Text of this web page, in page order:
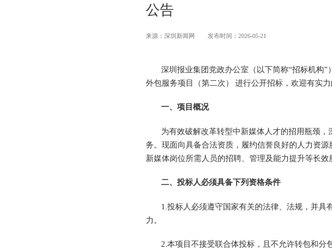
公告
来源：深圳新闻网 发布时间：2026-05-21
深圳报业集团党政办公室（以下简称“招标机构
外包服务项目（第二次） 进行公开招标，欢迎有实力
一、项目概况
为有效破解改革转型中新媒体人才的招用瓶颈
务。现面向具备合法资质，履约信誉良好的人力资
新媒体岗位所需人员的招聘、管理及能力提升等长效
二、投标人必须具备下列资格条件
1.投标人必须遵守国家有关的法律、法规，并
力。
2.本项目不接受联合体投标，且不允许转包和分包